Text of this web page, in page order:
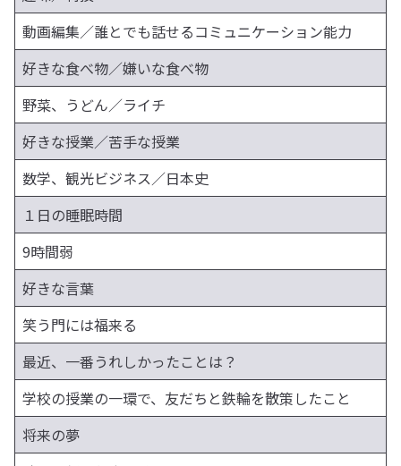
動画編集／誰とでも話せるコミュニケーション能力
好きな食べ物／嫌いな食べ物
野菜、うどん／ライチ
好きな授業／苦手な授業
数学、観光ビジネス／日本史
１日の睡眠時間
9時間弱
好きな言葉
笑う門には福来る
最近、一番うれしかったことは？
学校の授業の一環で、友だちと鉄輪を散策したこと
将来の夢